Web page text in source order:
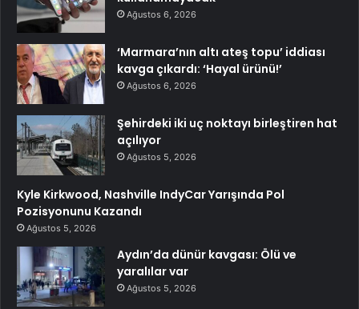
Ağustos 6, 2026
‘Marmara’nın altı ateş topu’ iddiası
kavga çıkardı: ‘Hayal ürünü!’
Ağustos 6, 2026
Şehirdeki iki uç noktayı birleştiren hat
açılıyor
Ağustos 5, 2026
Kyle Kirkwood, Nashville IndyCar Yarışında Pol
Pozisyonunu Kazandı
Ağustos 5, 2026
Aydın’da dünür kavgası: Ölü ve
yaralılar var
Ağustos 5, 2026